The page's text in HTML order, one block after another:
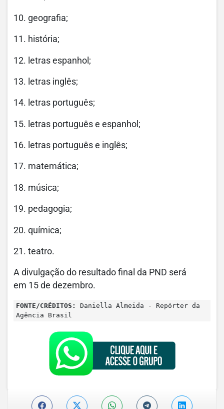
10. geografia;
11. história;
12. letras espanhol;
13. letras inglês;
14. letras português;
15. letras português e espanhol;
16. letras português e inglês;
17. matemática;
18. música;
19. pedagogia;
20. química;
21. teatro.
A divulgação do resultado final da PND será
em 15 de dezembro.
FONTE/CRÉDITOS:
Daniella Almeida - Repórter da
Agência Brasil